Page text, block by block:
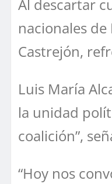
Al descartar
nacionales
Castrejón,
Luis María
la unidad
coalición”,
“Hoy nos